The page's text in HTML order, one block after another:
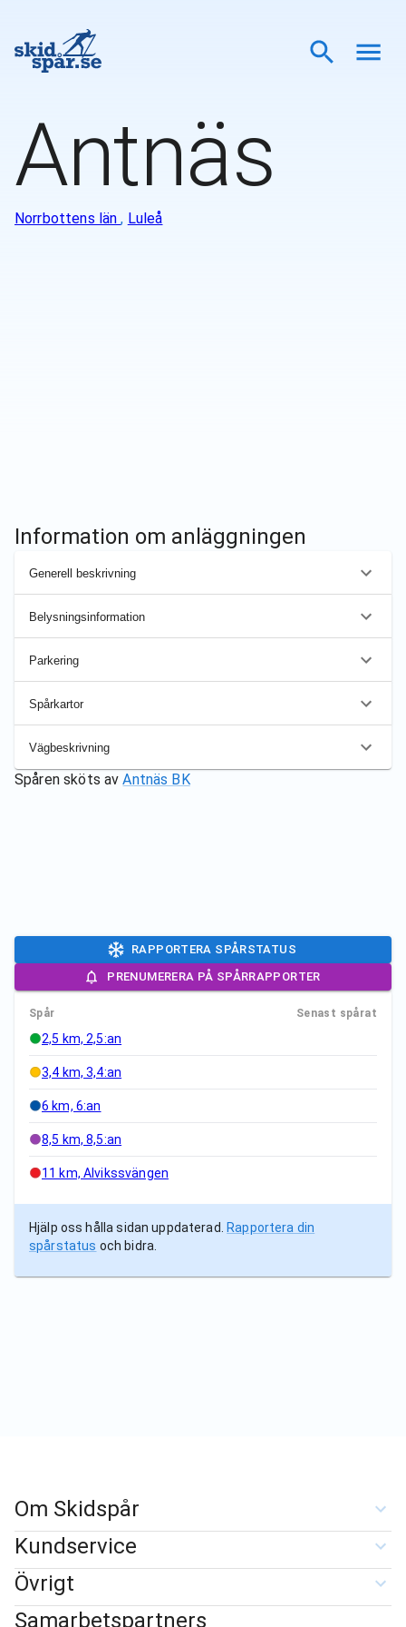
Antnäs
Norrbottens län, Luleå
Information om anläggningen
Generell beskrivning
Belysningsinformation
Parkering
Spårkartor
Vägbeskrivning
Spåren sköts av Antnäs BK
RAPPORTERA SPÅRSTATUS
PRENUMERERA PÅ SPÅRRAPPORTER
Spår Senast spårat
2,5 km, 2,5:an
3,4 km, 3,4:an
6 km, 6:an
8,5 km, 8,5:an
11 km, Alvikssvängen
Hjälp oss hålla sidan uppdaterad.
Rapportera din
spårstatus och bidra.
Om Skidspår
Kundservice
Övrigt
Samarbetspartners